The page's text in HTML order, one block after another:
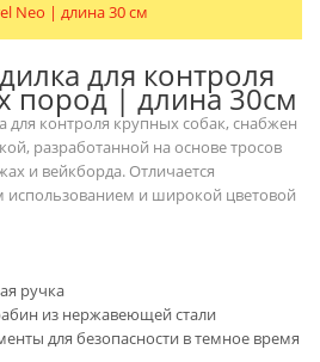
Neo | длина 30 см
для контроля
пород | длина 30см
для контроля крупных собак, снабжен
разработанной на основе тросов
и вейкборда. Отличается
и широкой цветовой
ручка
из нержавеющей стали
для безопасности в темное время